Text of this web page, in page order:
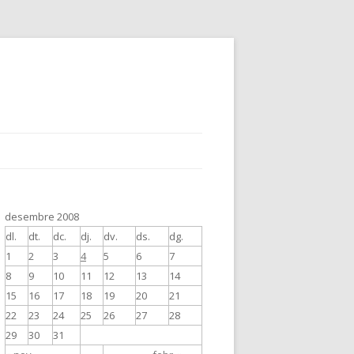
desembre 2008
dl.
dt. dc. dj. dv. ds. dg.
1 2 3 4 5 6
7
8
9 10 11 12 13
14
15
16 17 18 19 20
21
22
23 24 25 26 27
28
29
30 31